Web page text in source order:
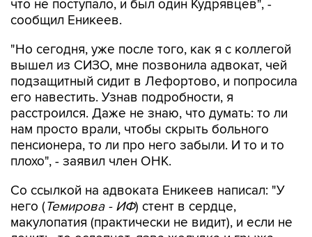
"Но сегодня, уже после того, как я с коллегой
подзащитный сидит в Лефортово, и попросила
его навестить. Узнав подробности, я
расстроился. Даже не знаю, что думать: то ли
нам просто врали, чтобы скрыть больного
пенсионера, то ли про него забыли. И то и то
плохо", - заявил член ОНК.
Со ссылкой на адвоката Еникеев написал: "У
макулопатия (практически не видит), и если не
лечить, то ослепнет, язва желудка и грыжа,
требующая операции. По словам адвоката,